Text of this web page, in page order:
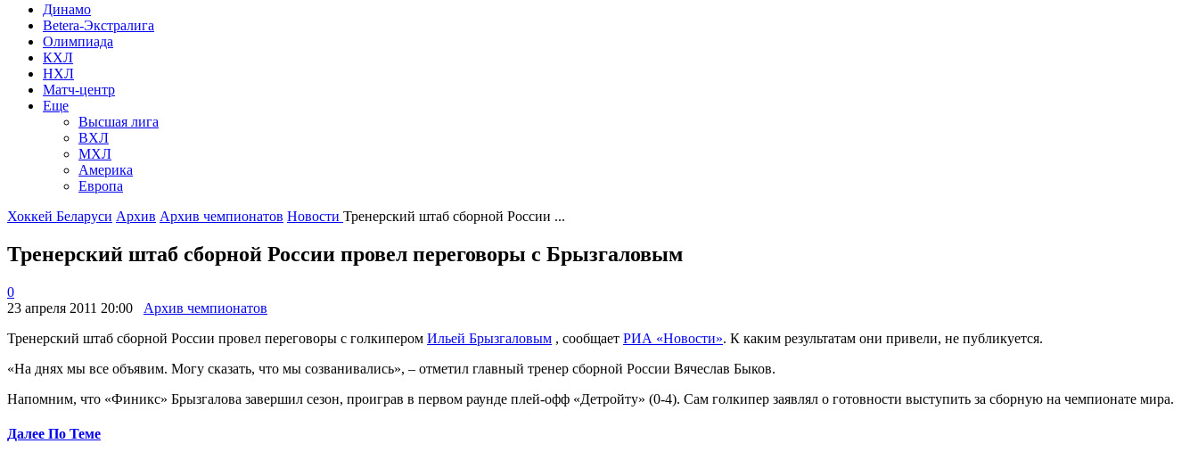
Динамо
Betera-Экстралига
Олимпиада
КХЛ
НХЛ
Матч-центр
Еще
Высшая лига
ВХЛ
МХЛ
Америка
Европа
Хоккей Беларуси Архив Архив чемпионатов Новости Тренерский штаб сборной России ...
Тренерский штаб сборной России провел переговоры с Брызгаловым
0
23 апреля 2011 20:00
Архив чемпионатов
Тренерский штаб сборной России провел переговоры с голкипером Ильей Брызгаловым , сообщает РИА «Новости». К каким результатам они привели, не публикуется.
«На днях мы все объявим. Могу сказать, что мы созванивались», – отметил главный тренер сборной России Вячеслав Быков.
Напомним, что «Финикс» Брызгалова завершил сезон, проиграв в первом раунде плей-офф «Детройту» (0-4). Сам голкипер заявлял о готовности выступить за сборную на чемпионате мира.
Далее По Теме